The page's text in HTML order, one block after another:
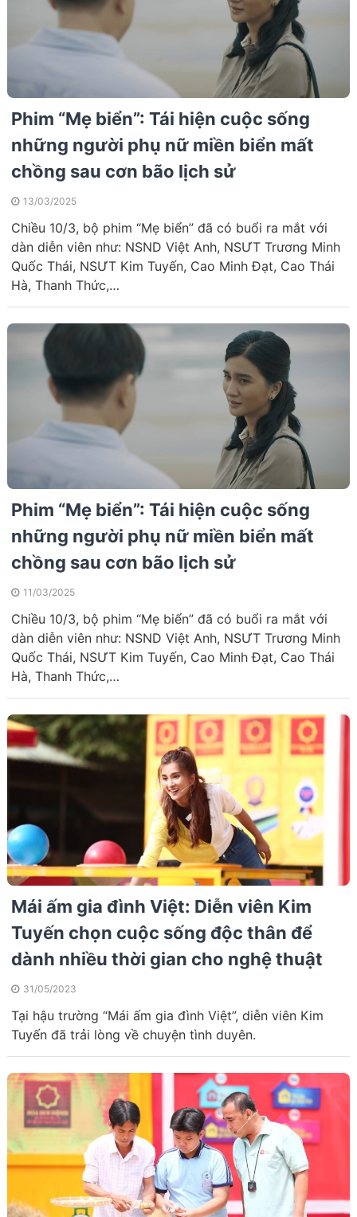
Phim “Mẹ biển”: Tái hiện cuộc sống
những người phụ nữ miền biển mất
chồng sau cơn bão lịch sử
13/03/2025
Chiều 10/3, bộ phim “Mẹ biển” đã có buổi ra mắt với
dàn diễn viên như: NSND Việt Anh, NSƯT Trương Minh
Quốc Thái, NSƯT Kim Tuyến, Cao Minh Đạt, Cao Thái
Hà, Thanh Thức,…
Phim “Mẹ biển”: Tái hiện cuộc sống
những người phụ nữ miền biển mất
chồng sau cơn bão lịch sử
11/03/2025
Chiều 10/3, bộ phim “Mẹ biển” đã có buổi ra mắt với
dàn diễn viên như: NSND Việt Anh, NSƯT Trương Minh
Quốc Thái, NSƯT Kim Tuyến, Cao Minh Đạt, Cao Thái
Hà, Thanh Thức,…
Mái ấm gia đình Việt: Diễn viên Kim
Tuyến chọn cuộc sống độc thân để
dành nhiều thời gian cho nghệ thuật
31/05/2023
Tại hậu trường “Mái ấm gia đình Việt”, diễn viên Kim
Tuyến đã trải lòng về chuyện tình duyên.